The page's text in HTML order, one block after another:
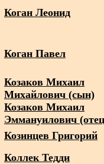
Коган Леонид
Коган Павел
Козаков Михаил
Михайлович (сын)
Козаков Михаил
Эммануилович
Козинцев Григорий
Коллек Тедди